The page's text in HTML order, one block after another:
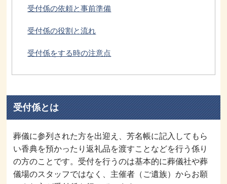
受付係の依頼と事前準備
受付係の役割と流れ
受付係をする時の注意点
受付係とは
葬儀に参列された方を出迎え、芳名帳に記入してもら
い香典を預かったり返礼品を渡すことなどを行う係り
の方のことです。受付を行うのは基本的に葬儀社や葬
儀場のスタッフではなく、主催者（ご遺族）からお願